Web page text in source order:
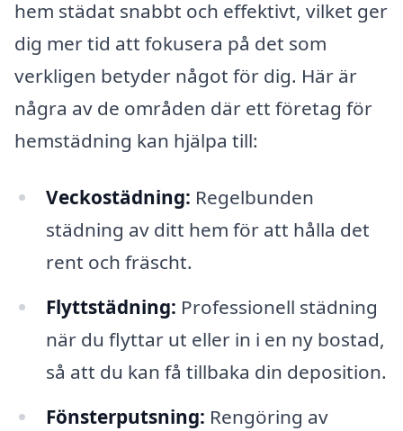
hem städat snabbt och effektivt, vilket ger
dig mer tid att fokusera på det som
verkligen betyder något för dig. Här är
några av de områden där ett företag för
hemstädning kan hjälpa till:
Veckostädning: Regelbunden
städning av ditt hem för att hålla det
rent och fräscht.
Flyttstädning: Professionell städning
när du flyttar ut eller in i en ny bostad,
så att du kan få tillbaka din deposition.
Fönsterputsning: Rengöring av